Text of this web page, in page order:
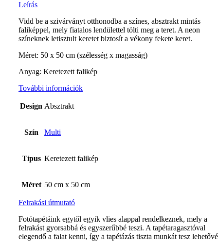
Leírás
Vidd be a szivárványt otthonodba a színes, absztrakt mintás
faliképpel, mely fiatalos lendülettel tölti meg a teret. A neon
színeknek letisztult keretet biztosít a vékony fekete keret.
Méret: 50 x 50 cm (szélesség x magasság)
Anyag: Keretezett falikép
További információk
Design Absztrakt
Szín Multi
Típus Keretezett falikép
Méret 50 cm x 50 cm
Felrakási útmutató
Fotótapétáink egytől egyik vlies alappal rendelkeznek, mely a
felrakást gyorsabbá és egyszerűbbé teszi. A tapétaragasztóval
elegendő a falat kenni, így a tapétázás tiszta munkát tesz